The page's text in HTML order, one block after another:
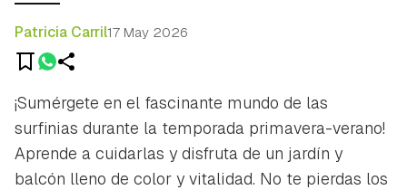
Patricia Carril17 May 2026
¡Sumérgete en el fascinante mundo de las
surfinias durante la temporada primavera-verano!
Aprende a cuidarlas y disfruta de un jardín y
balcón lleno de color y vitalidad. No te pierdas los